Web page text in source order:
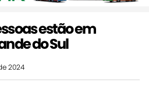
estão em
do Sul
2024